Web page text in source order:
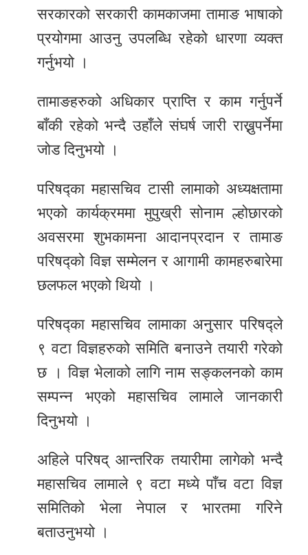
सरकारको सरकारी कामकाजमा तामाङ भाषाको
प्रयोगमा आउनु उपलब्धि रहेको धारणा व्यक्त
गर्नुभयो ।
तामाङहरुको अधिकार प्राप्ति र काम गर्नुपर्ने
बाँकी रहेको भन्दै उहाँले संघर्ष जारी राख्नुपर्नेमा
जोड दिनुभयो ।
परिषद्का महासचिव टासी लामाको अध्यक्षतामा
भएको कार्यक्रममा मुपुख्री सोनाम ल्होछारको
अवसरमा शुभकामना आदानप्रदान र तामाङ
परिषद्को विज्ञ सम्मेलन र आगामी कामहरुबारेमा
छलफल भएको थियो ।
परिषद्का महासचिव लामाका अनुसार परिषद्ले
९ वटा विज्ञहरुको समिति बनाउने तयारी गरेको
छ । विज्ञ भेलाको लागि नाम सङ्कलनको काम
सम्पन्न भएको महासचिव लामाले जानकारी
दिनुभयो ।
अहिले परिषद् आन्तरिक तयारीमा लागेको भन्दै
महासचिव लामाले ९ वटा मध्ये पाँच वटा विज्ञ
समितिको भेला नेपाल र भारतमा गरिने
बताउनुभयो ।